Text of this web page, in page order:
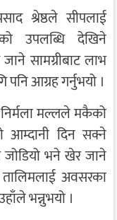
श्रेष्ठले सीपलाई
उपलब्धि देखिने
सामग्रीबाट लाभ
पनि आग्रह गर्नुभयो ।
निर्मला मल्लले मकैको
आम्दानी दिन सक्ने
जोडियो भने खेर जाने
अवसरका
भन्नुभयो ।